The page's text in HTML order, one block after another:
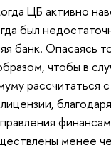
ЦБ активно
был
банк. Опасаясь
чтобы в
рассчитаться
менее